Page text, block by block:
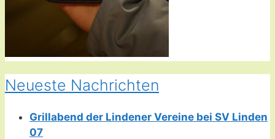
Neueste Nachrichten
Grillabend der Lindener Vereine bei SV Linden
07